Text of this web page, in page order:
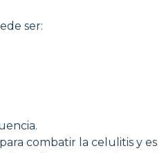
ser:
combatir la celulitis y es